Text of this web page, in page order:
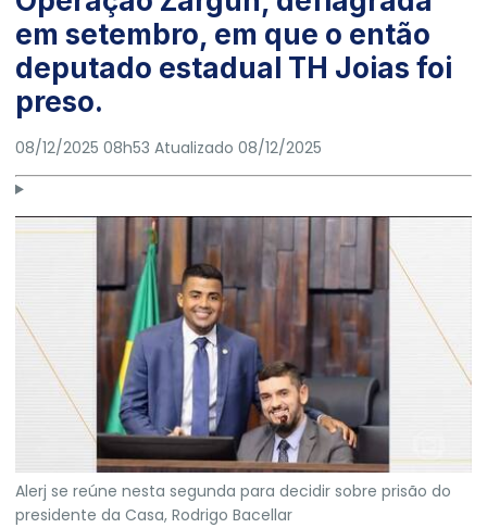
em setembro, em que o então
deputado estadual TH Joias foi
preso.
08/12/2025 08h53 Atualizado 08/12/2025
Alerj se reúne nesta segunda para decidir sobre prisão do
presidente da Casa, Rodrigo Bacellar